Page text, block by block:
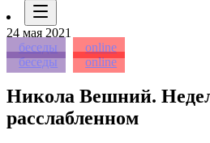
24 мая 2021
беседы
online
беседы
online
Никола Вешний.
расслабленном